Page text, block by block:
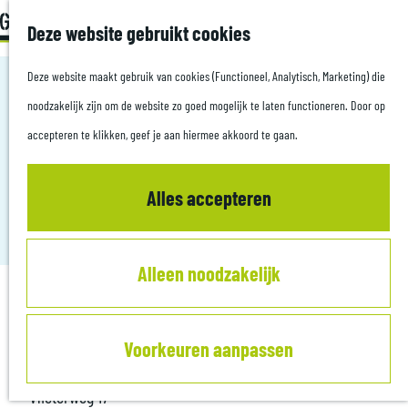
Deze website gebruikt cookies
Deze website maakt gebruik van cookies (Functioneel, Analytisch, Marketing) die
noodzakelijk zijn om de website zo goed mogelijk te laten functioneren. Door op
accepteren te klikken, geef je aan hiermee akkoord te gaan.
Alles accepteren
Alleen noodzakelijk
Voorkeuren aanpassen
G
a
n
a
e
o
Z
e
k
e
e
n
u
Plan je bezoek
Culinair
Overnachten
Zakelijk
VVV SCHERPENZEEL
Scherpenzeel
Contact
Vlieterweg 17